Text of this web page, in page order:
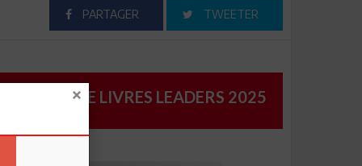
PARTAGER TWEETER
CATALOGUE LIVRES LEADERS 2025